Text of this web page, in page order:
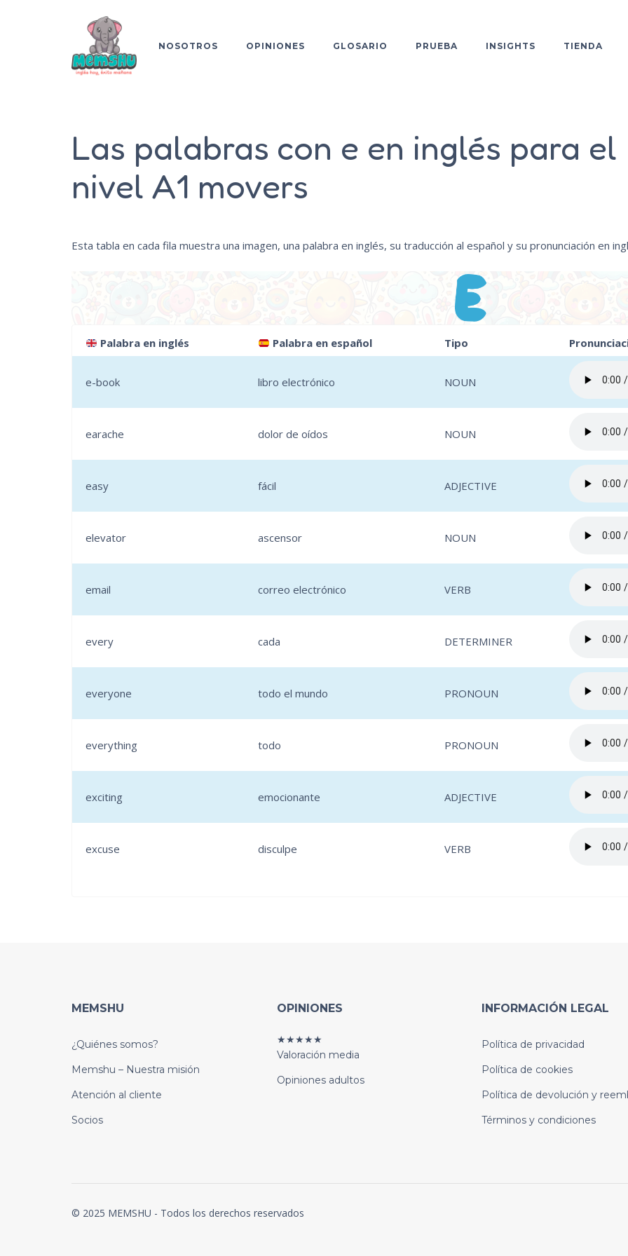
NOSOTROS OPINIONES GLOSARIO PRUEBA INSIGHTS TIENDA
Las palabras con e en inglés para el
nivel A1 movers
Esta tabla en cada fila muestra una imagen, una palabra en inglés, su traducción al español y su pronunciación en
Palabra en inglés Palabra en español Tipo
e-book libro electrónico NOUN
earache dolor de oídos NOUN
easy fácil ADJECTIVE
elevator ascensor NOUN
email correo electrónico VERB
every cada DETERMINER
everyone todo el mundo PRONOUN
everything todo PRONOUN
exciting emocionante ADJECTIVE
excuse disculpe VERB
MEMSHU
¿Quiénes somos?
Memshu – Nuestra misión
Atención al cliente
Socios
OPINIONES
★★★★★
Valoración media
Opiniones adultos
INFORMACIÓN LEGAL
Política de privacidad
Política de cookies
Política de devolución y
Términos y condiciones
© 2025 MEMSHU - Todos los derechos reservados